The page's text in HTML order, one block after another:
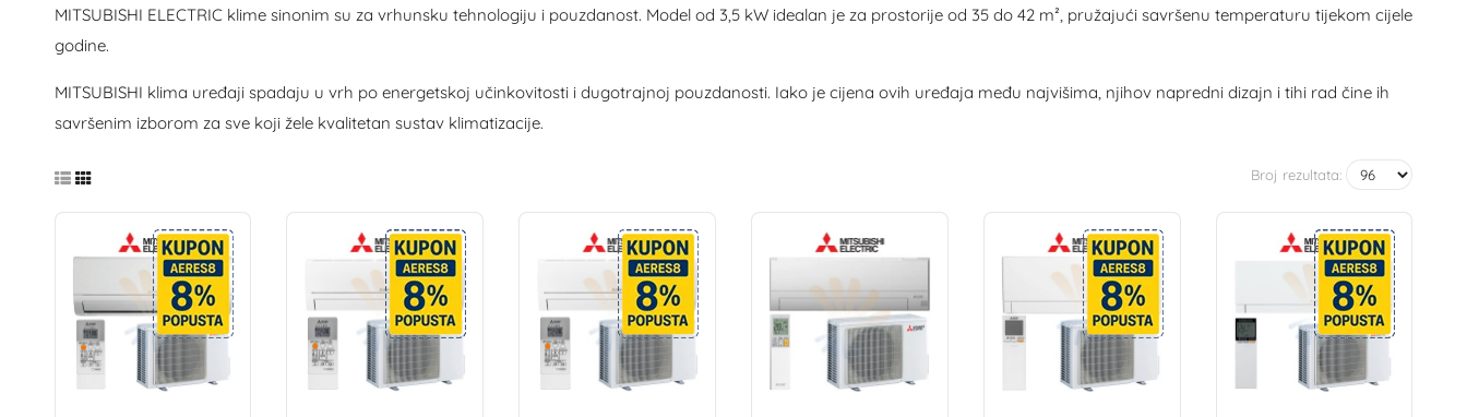
MITSUBISHI ELECTRIC klime sinonim su za vrhunsku tehnologiju i pouzdanost. Model od 3,5 kW idealan je za prostorije od 35 do 42 m², pružajući savršenu temperaturu tijekom cijele
godine.
MITSUBISHI klima uređaji spadaju u vrh po energetskoj učinkovitosti i dugotrajnoj pouzdanosti. Iako je cijena ovih uređaja među najvišima, njihov napredni dizajn i tihi rad čine ih
savršenim izborom za sve koji žele kvalitetan sustav klimatizacije.
Broj rezultata: